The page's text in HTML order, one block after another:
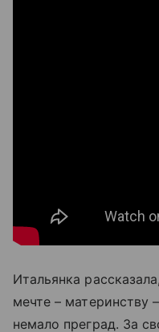
Итальянка
мечте – материнству
немало преград. За